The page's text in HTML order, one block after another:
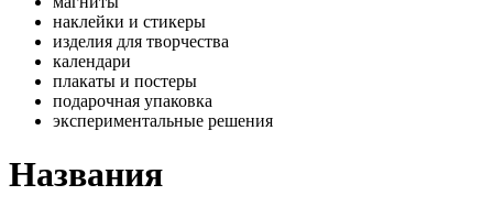
наклейки и стикеры
изделия для творчества
календари
плакаты и постеры
подарочная упаковка
экспериментальные решения
Названия